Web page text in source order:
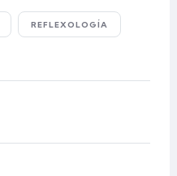
REFLEXOLOGÍA